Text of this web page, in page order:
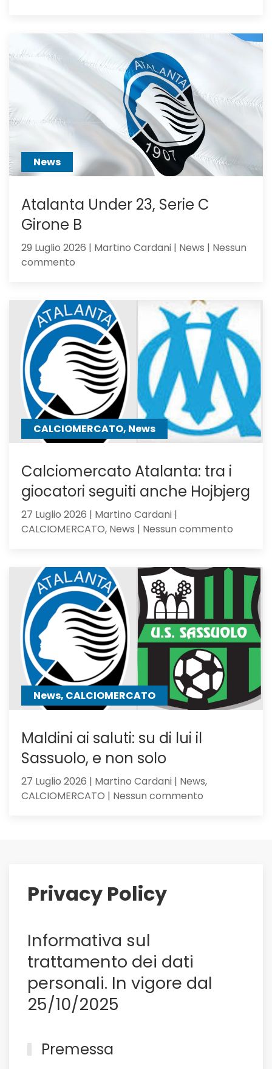
alla
Juventus:
Dea,
non
hai
creduto
abbastanza?
News
Atalanta Under 23, Serie C
Girone B
29 Luglio 2026 | Martino Cardani | News | Nessun
commento
23,
Serie
C
Girone
B
CALCIOMERCATO, News
Calciomercato Atalanta: tra i
giocatori seguiti anche Hojbjerg
27 Luglio 2026 | Martino Cardani |
CALCIOMERCATO, News | Nessun commento
tra
seguiti
anche
Hojbjerg
News, CALCIOMERCATO
Maldini ai saluti: su di lui il
Sassuolo, e non solo
27 Luglio 2026 | Martino Cardani | News,
CALCIOMERCATO | Nessun commento
Privacy Policy
Informativa sul
trattamento dei dati
personali. In vigore dal
25/10/2025
Premessa